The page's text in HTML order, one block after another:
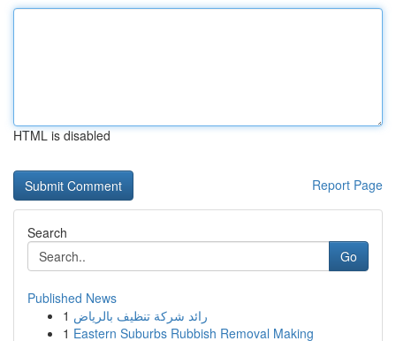
HTML is disabled
Report Page
Search
Go
Published News
1 رائد شركة تنظيف بالرياض
1 Eastern Suburbs Rubbish Removal Making